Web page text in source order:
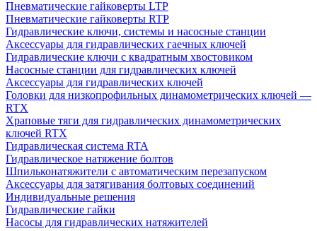
Пневматические гайковерты LTP
Пневматические гайковерты RTP
Гидравлические ключи, системы и насосные станции
Аксессуары для гидравлических гаечных ключей
Гидравлические ключи с квадратным хвостовиком
Насосные станции для гидравлических ключей
Аксессуары для гидравлических ключей
Головки для низкопрофильных динамометрических ключей —
RTX
Храповые тяги для гидравлических динамометрических
ключей RTX
Гидравлическая система RTA
Гидравлическое натяжение болтов
Шпильконатяжители с автоматическим перезапуском
Аксессуары для затягивания болтовых соединений
Индивидуальные решения
Гидравлические гайки
Насосы для гидравлических натяжителей